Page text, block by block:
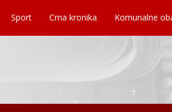
Sport Crna kronika Komunalne